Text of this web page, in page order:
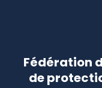
Fédération
de